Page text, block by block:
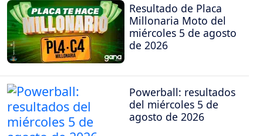
Resultado de Placa
Millonaria Moto del
miércoles 5 de agosto
de 2026
Powerball: resultados
del miércoles 5 de
agosto de 2026